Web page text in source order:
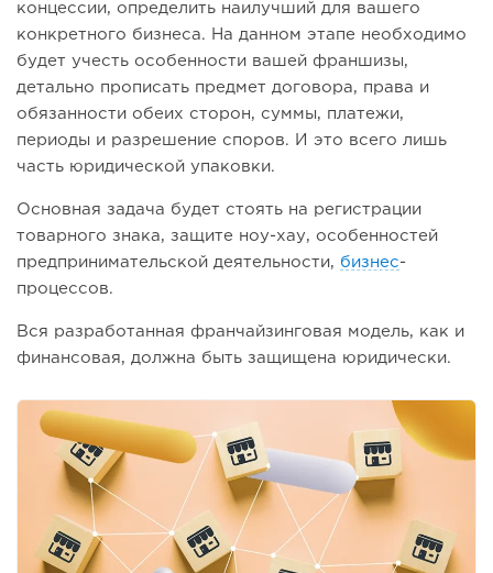
концессии, определить наилучший для вашего
конкретного бизнеса. На данном этапе необходимо
будет учесть особенности вашей франшизы,
детально прописать предмет договора, права и
обязанности обеих сторон, суммы, платежи,
периоды и разрешение споров. И это всего лишь
часть юридической упаковки.
Основная задача будет стоять на регистрации
товарного знака, защите ноу-хау, особенностей
предпринимательской деятельности, бизнес-
процессов.
Вся разработанная франчайзинговая модель, как и
финансовая, должна быть защищена юридически.